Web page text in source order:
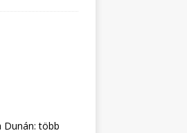
több